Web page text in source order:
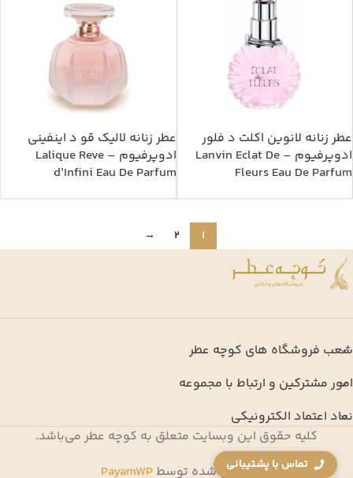
تماس با پشتیبانی
عطر زنانه لانوین اکلت د فلور
ادوپرفیوم – Lanvin Eclat De
Fleurs Eau De Parfum
عطر زنانه لالیک قو د اینفینی
ادوپرفیوم – Lalique Reve
d’Infini Eau De Parfum
1
2
→
شعب فروشگاه های کوچه عطر
امور مشترکین و ارتباط با مجموعه
نماد اعتماد الکترونیکی
کلیه حقوق این وبسایت متعلق به کوچه عطر می‌باشد.
طراحی شده توسطPayamWP